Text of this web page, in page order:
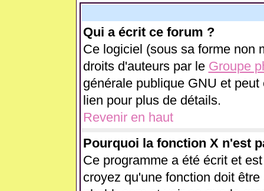
Qui a écrit ce forum ?
Ce logiciel (sous sa forme non
droits d'auteurs par le Groupe
générale publique GNU et
lien pour plus de détails.
Revenir en haut
Pourquoi la fonction X n'est
Ce programme a été écrit et
croyez qu'une fonction doit